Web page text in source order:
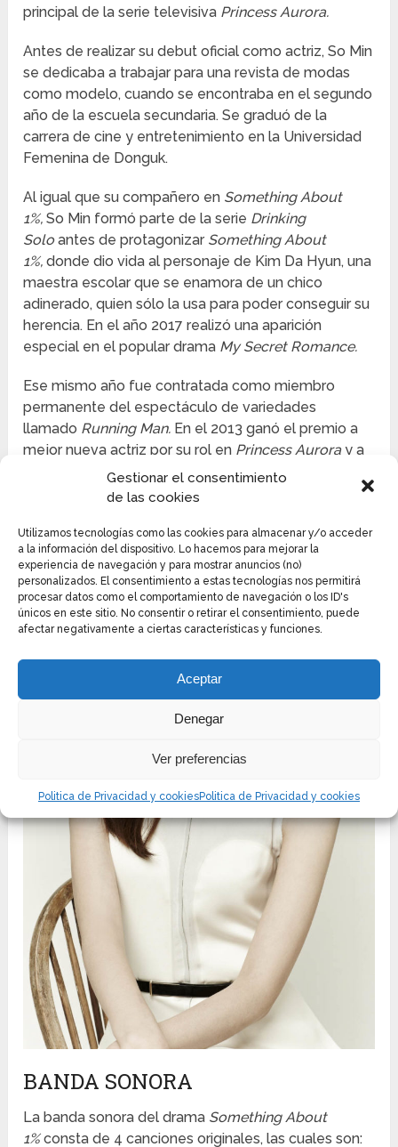
Gestionar el consentimiento
de las cookies
Utilizamos tecnologías como las cookies para almacenar y/o acceder
a la información del dispositivo. Lo hacemos para mejorar la
experiencia de navegación y para mostrar anuncios (no)
personalizados. El consentimiento a estas tecnologías nos permitirá
procesar datos como el comportamiento de navegación o los ID's
únicos en este sitio. No consentir o retirar el consentimiento, puede
afectar negativamente a ciertas características y funciones.
Aceptar
Denegar
Ver preferencias
Politica de Privacidad y cookiesPolitica de Privacidad y cookies
principal de la serie televisiva Princess Aurora.
Antes de realizar su debut oficial como actriz, So Min
se dedicaba a trabajar para una revista de modas
como modelo, cuando se encontraba en el segundo
año de la escuela secundaria. Se graduó de la
carrera de cine y entretenimiento en la Universidad
Femenina de Donguk.
Al igual que su compañero en Something About
1%,So Min formó parte de la serie Drinking
Soloantes de protagonizar Something About
1%,donde dio vida al personaje de Kim Da Hyun, una
maestra escolar que se enamora de un chico
adinerado, quien sólo la usa para poder conseguir su
herencia. En el año 2017 realizó una aparición
especial en el popular drama My Secret Romance.
Ese mismo año fue contratada como miembro
permanente del espectáculo de variedades
llamado Running Man. En el 2013 ganó el premio a
mejor nueva actriz por su rol en Princess Auroray a
su vez el premio a mejor actriz en un drama por la
BANDA SONORA
La banda sonora del drama Something About
1%consta de 4 canciones originales, las cuales son: